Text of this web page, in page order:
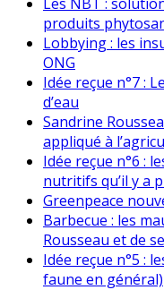
produits
Lobbying : les
ONG
Idée reçue n°7 :
d’eau
Sandrine
appliqué à
Idée reçue n°6 :
nutritifs qu’il y a
Greenpeace
Barbecue : les
Rousseau et de
Idée reçue n°5 :
faune en général)